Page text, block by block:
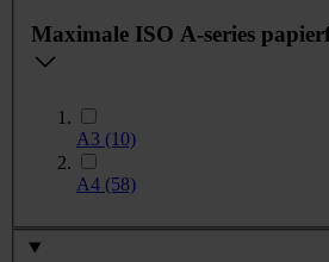
Maximale ISO A-series
A3 (10)
A4 (58)